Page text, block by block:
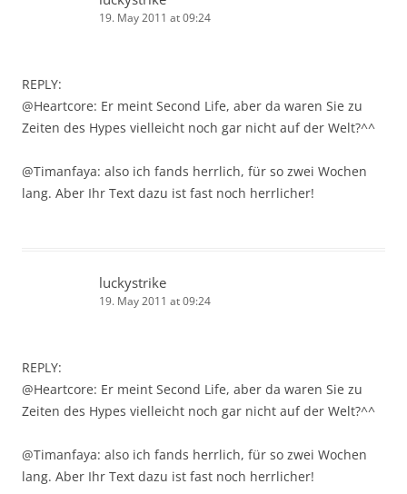
19. May 2011 at 09:24
REPLY:
@Heartcore: Er meint Second Life, aber da waren Sie zu
Zeiten des Hypes vielleicht noch gar nicht auf der Welt?^^
@Timanfaya: also ich fands herrlich, für so zwei Wochen
lang. Aber Ihr Text dazu ist fast noch herrlicher!
luckystrike
19. May 2011 at 09:24
REPLY:
@Heartcore: Er meint Second Life, aber da waren Sie zu
Zeiten des Hypes vielleicht noch gar nicht auf der Welt?^^
@Timanfaya: also ich fands herrlich, für so zwei Wochen
lang. Aber Ihr Text dazu ist fast noch herrlicher!